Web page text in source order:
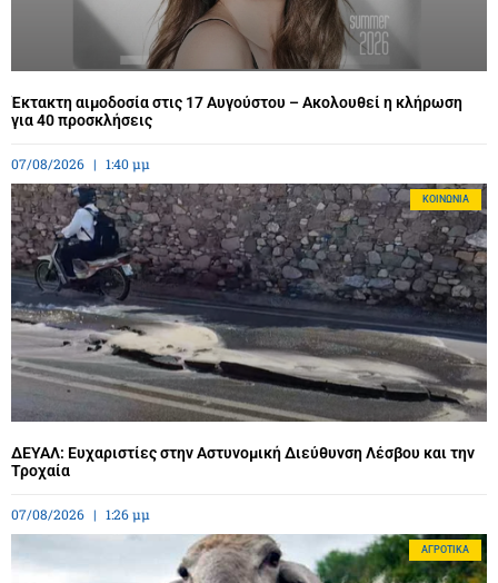
Έκτακτη αιμοδοσία στις 17 Αυγούστου – Ακολουθεί η κλήρωση
για 40 προσκλήσεις
07/08/2026 1:40 μμ
ΚΟΙΝΩΝΊΑ
ΔΕΥΑΛ: Ευχαριστίες στην Αστυνομική Διεύθυνση Λέσβου και την
Τροχαία
07/08/2026 1:26 μμ
ΑΓΡΟΤΙΚΆ